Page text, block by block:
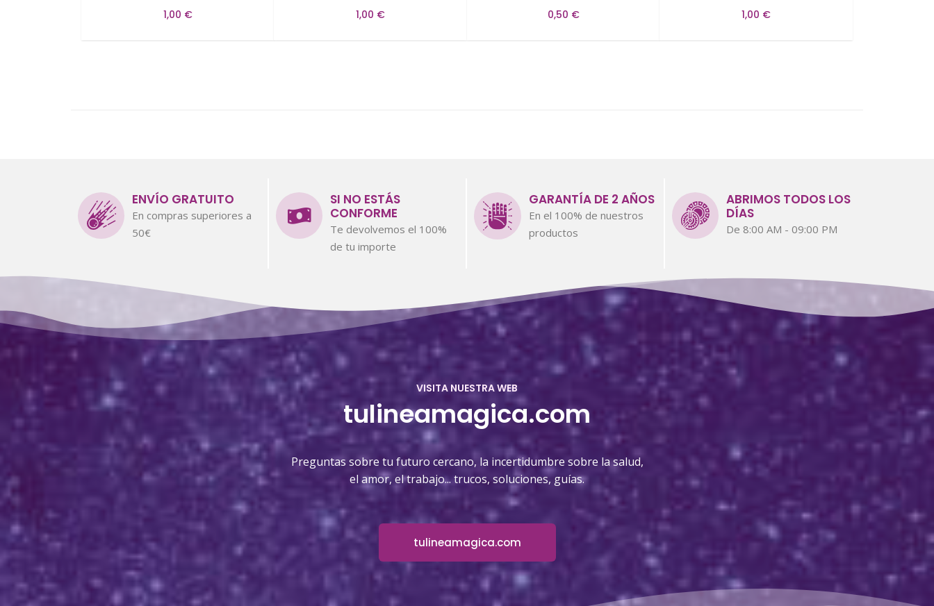
1,00 €
1,00 €
0,50 €
1,00 €
ENVÍO GRATUITO
En compras superiores a
50€
SI NO ESTÁS
CONFORME
Te devolvemos el 100%
de tu importe
GARANTÍA DE 2 AÑOS
En el 100% de nuestros
productos
ABRIMOS TODOS LOS
DÍAS
De 8:00 AM - 09:00 PM
VISITA NUESTRA WEB
tulineamagica.com
Preguntas sobre tu futuro cercano, la incertidumbre sobre la salud,
el amor, el trabajo... trucos, soluciones, guías.
tulineamagica.com